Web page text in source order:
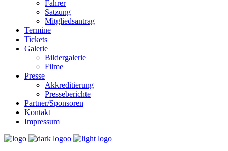
Fahrer
Satzung
Mitgliedsantrag
Termine
Tickets
Galerie
Bildergalerie
Filme
Presse
Akkreditierung
Presseberichte
Partner/Sponsoren
Kontakt
Impressum